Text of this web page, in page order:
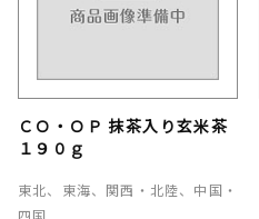
ＣＯ・ＯＰ 抹茶入り玄米茶
１９０ｇ
東北、東海、関西・北陸、中国・